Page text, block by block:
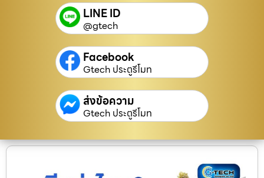
LINE ID
@gtech
Facebook
Gtech ประตูรีโมท
ส่งข้อความ
Gtech ประตูรีโมท